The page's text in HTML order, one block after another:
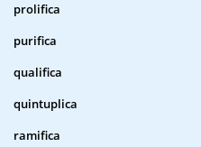
prolifica
purifica
qualifica
quintuplica
ramifica